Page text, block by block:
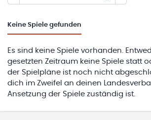
Keine Spiele gefunden
Es sind keine Spiele vorhanden.
gesetzten Zeitraum keine Spiele statt
der Spielpläne ist noch nicht
dich im Zweifel an deinen
Ansetzung der Spiele zuständig ist.